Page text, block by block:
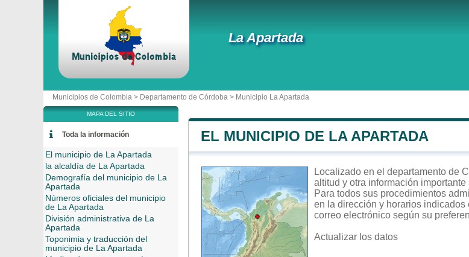
La Apartada
Municipios de Colombia > Departamento de Córdoba > Municipio La Apartada
EL MUNICIPIO DE LA APARTADA
Localizado en el departamento de
altitud y otra información
Para todos sus procedimientos
en la dirección y horarios
correo electrónico según su
Actualizar los datos
MAPA DEL SITIO
Toda la información
El municipio de La Apartada
la alcaldía de La Apartada
Demografía del municipio de La
Apartada
Números oficiales del municipio
de La Apartada
División administrativa de La
Apartada
Toponimia y traducción del
municipio de La Apartada